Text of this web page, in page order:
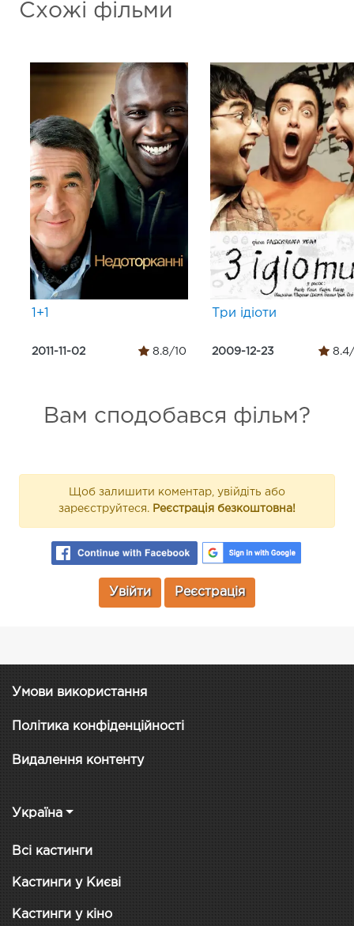
Схожі фільми
1+1
2011-11-02 8.8/10
Три ідіоти
2009-12-23 8.4/
Вам сподобався фільм?
Щоб залишити коментар, увійдіть або
зареєструйтеся. Реєстрація безкоштовна!
Увійти Реєстрація
Умови використання
Політика конфіденційності
Видалення контенту
Україна
Всі кастинги
Кастинги у Києві
Кастинги у кіно